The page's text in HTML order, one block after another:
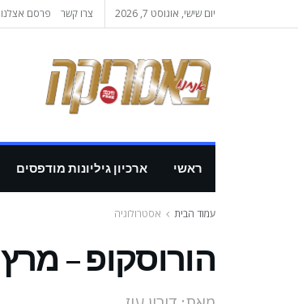
יום שישי, אוגוסט 7, 2026 צרו קשר פרסם אצלנו
ראשי ארכיון גיליונות מודפסים
עמוד הבית אסטרולוגיה
הורוסקופ – מרץ 2023